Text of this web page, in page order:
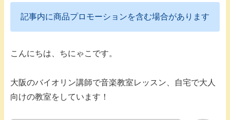
記事内に商品プロモーションを含む場合があります
こんにちは、ちにゃこです。
大阪のバイオリン講師で音楽教室レッスン、自宅で大人
向けの教室をしています！